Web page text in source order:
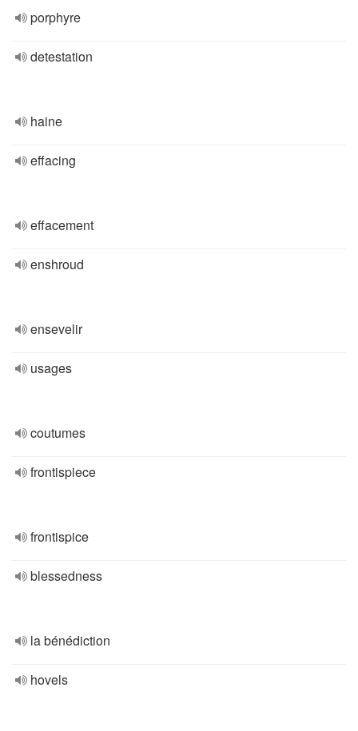
porphyre
detestation
haine
effacing
effacement
enshroud
ensevelir
usages
coutumes
frontispiece
frontispice
blessedness
la bénédiction
hovels